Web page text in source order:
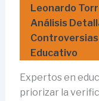
Leonardo
Análisis
Controversias
Educativo
Expertos en
priorizar la